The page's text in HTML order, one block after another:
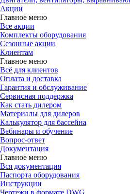
Акции
Главное меню
Все акции
Комплекты оборудования
Сезонные акции
Клиентам
Главное меню
Всё для клиентов
Оплата и доставка
Гарантия и обслуживание
Сервисная поддержка
Как стать дилером
Материалы для дилеров
Калькулятор для бассейна
Вебинары и обучение
Вопрос-ответ
Документация
Главное меню
Вся документация
Паспорта оборудования
Инструкции
Чертежи в формате DWG